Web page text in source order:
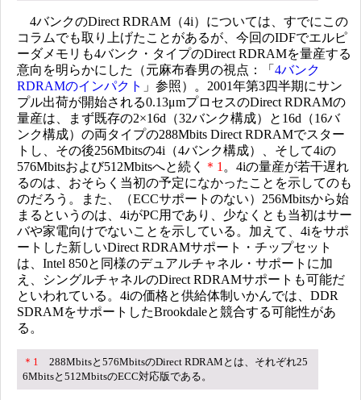
4バンクのDirect RDRAM（4i）については、すでにこの
コラムでも取り上げたことがあるが、今回のIDFでエルピ
ーダメモリも4バンク・タイプのDirect RDRAMを量産する
意向を明らかにした（元麻布春男の視点：「 4バンク
RDRAMのインパクト 」参照）。2001年第3四半期にサン
プル出荷が開始される0.13μmプロセスのDirect RDRAMの
量産は、まず既存の2×16d（32バンク構成）と16d（16バ
ンク構成）の両タイプの288Mbits Direct RDRAMでスター
トし、その後256Mbitsの4i（4バンク構成）、そして4iの
576Mbitsおよび512Mbitsへと続く
＊1 。4iの量産が若干遅れ
るのは、おそらく当初の予定になかったことを示してのも
のだろう。また、（ECCサポートのない）256Mbitsから始
まるというのは、4iがPC用であり、少なくとも当初はサー
バや家電向けでないことを示している。加えて、4iをサポ
ートした新しいDirect RDRAMサポート・チップセット
は、Intel 850と同様のデュアルチャネル・サポートに加
え、シングルチャネルのDirect RDRAMサポートも可能だ
といわれている。4iの価格と供給体制いかんでは、DDR
SDRAMをサポートしたBrookdaleと競合する可能性があ
る。
＊1 288Mbitsと576MbitsのDirect RDRAMとは、それぞれ25
6Mbitsと512MbitsのECC対応版である。